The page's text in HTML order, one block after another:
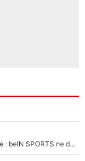
Kylian Mbappé et Lamine Yamal changent de chaîne : beIN SPORTS ne digère pas cette décision historique et prédit un fiasco pour la Liga